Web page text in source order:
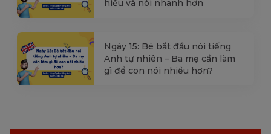
hiểu và nói nhanh hơn
Ngày 15: Bé bắt đầu nói tiếng
Anh tự nhiên – Ba mẹ cần làm
gì để con nói nhiều hơn?